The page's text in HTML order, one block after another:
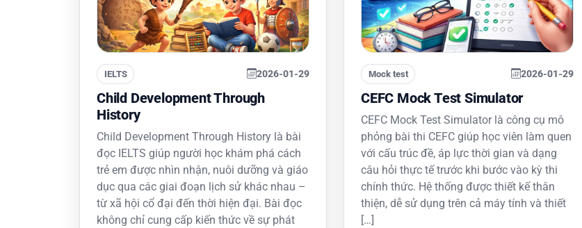
IELTS 2026-01-29
Child Development Through
History
Child Development Through History là bài
đọc IELTS giúp người học khám phá cách
trẻ em được nhìn nhận, nuôi dưỡng và giáo
dục qua các giai đoạn lịch sử khác nhau –
từ xã hội cổ đại đến thời hiện đại. Bài đọc
không chỉ cung cấp kiến thức về sự phát
Mock test 2026-01-29
CEFC Mock Test Simulator
CEFC Mock Test Simulator là công cụ mô
phỏng bài thi CEFC giúp học viên làm quen
với cấu trúc đề, áp lực thời gian và dạng
câu hỏi thực tế trước khi bước vào kỳ thi
chính thức. Hệ thống được thiết kế thân
thiện, dễ sử dụng trên cả máy tính và thiết
[…]